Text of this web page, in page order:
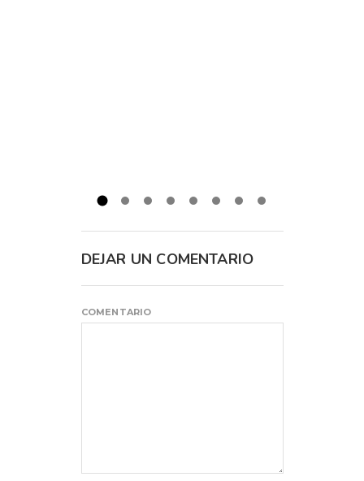
DEJAR UN COMENTARIO
COMENTARIO